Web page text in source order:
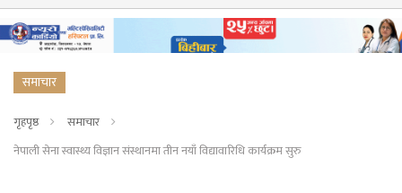
समाचार
गृहपृष्ठ
समाचार
नेपाली सेना स्वास्थ्य विज्ञान संस्थानमा तीन नयाँ विद्यावारिधि कार्यक्रम सुरु